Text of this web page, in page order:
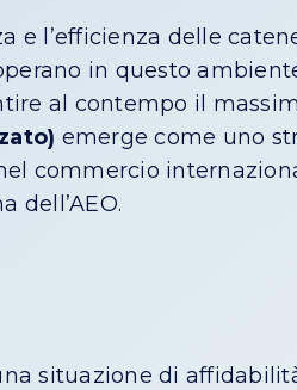
e l’efficienza delle
in questo
al contempo il
emerge come uno
commercio
dell’AEO.
situazione di